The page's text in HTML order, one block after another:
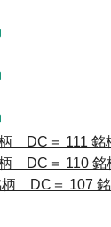
柄 DC＝ 111
柄 DC＝ 110
柄 DC＝ 107